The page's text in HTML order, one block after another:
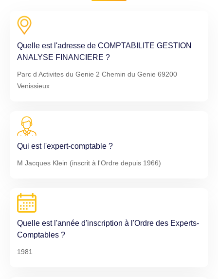
Quelle est l'adresse de COMPTABILITE GESTION
ANALYSE FINANCIERE ?
Parc d Activites du Genie 2 Chemin du Genie 69200
Venissieux
Qui est l'expert-comptable ?
M Jacques Klein (inscrit à l'Ordre depuis 1966)
Quelle est l'année d'inscription à l'Ordre des Experts-
Comptables ?
1981